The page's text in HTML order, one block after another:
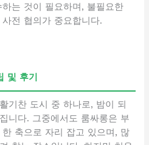
는 것이 필요하며, 불필요한
전 협의가 중요합니다.
및 후기
기찬 도시 중 하나로, 밤이 되
니다. 그중에서도 룸싸롱은 부
축으로 자리 잡고 있으며, 많